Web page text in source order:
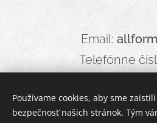
Email:
Telefónne
Cookies
Používame cookies, aby sme
bezpečnosť našich stránok. Tým